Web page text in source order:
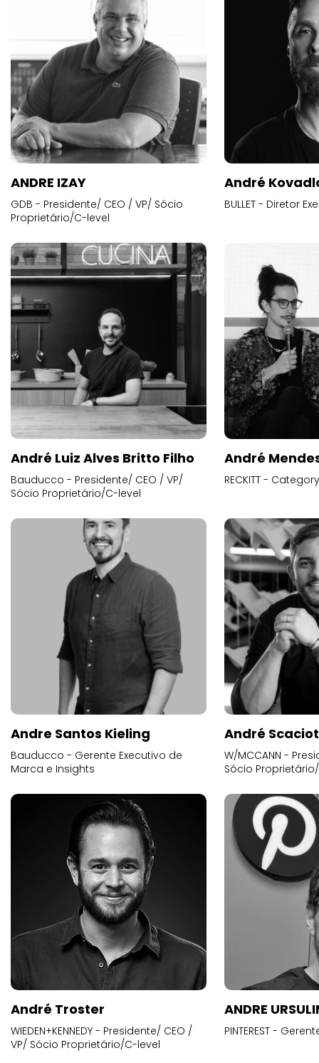
ANDRE IZAY
GDB - Presidente/ CEO / VP/ Sócio
Proprietário/C-level
André
BULLET - Diretor
André Luiz Alves Britto Filho
Bauducco - Presidente/ CEO / VP/
Sócio Proprietário/C-level
André
RECKITT -
Andre Santos Kieling
Bauducco - Gerente Executivo de
Marca e Insights
André
W/MCCANN -
Sócio
André Troster
WIEDEN+KENNEDY - Presidente/ CEO /
VP/ Sócio Proprietário/C-level
ANDRE
PINTEREST -